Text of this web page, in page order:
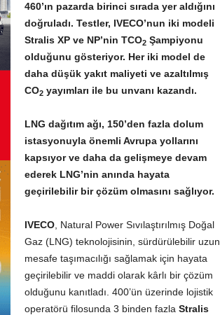
460’ın pazarda birinci sırada yer aldığını
doğruladı. Testler, IVECO’nun iki modeli
Stralis XP ve NP’nin TCO2Şampiyonu
olduğunu gösteriyor. Her iki model de
daha düşük yakıt maliyeti ve azaltılmış
CO2yayımları ile bu unvanı kazandı.
LNG dağıtım ağı, 150’den fazla dolum
istasyonuyla önemli Avrupa yollarını
kapsıyor ve daha da gelişmeye devam
ederek LNG’nin anında hayata
geçirilebilir bir çözüm olmasını sağlıyor.
IVECO, Natural Power Sıvılaştırılmış Doğal
Gaz (LNG) teknolojisinin, sürdürülebilir uzun
mesafe taşımacılığı sağlamak için hayata
geçirilebilir ve maddi olarak kârlı bir çözüm
olduğunu kanıtladı. 400’ün üzerinde lojistik
operatörü filosunda 3 binden fazla Stralis